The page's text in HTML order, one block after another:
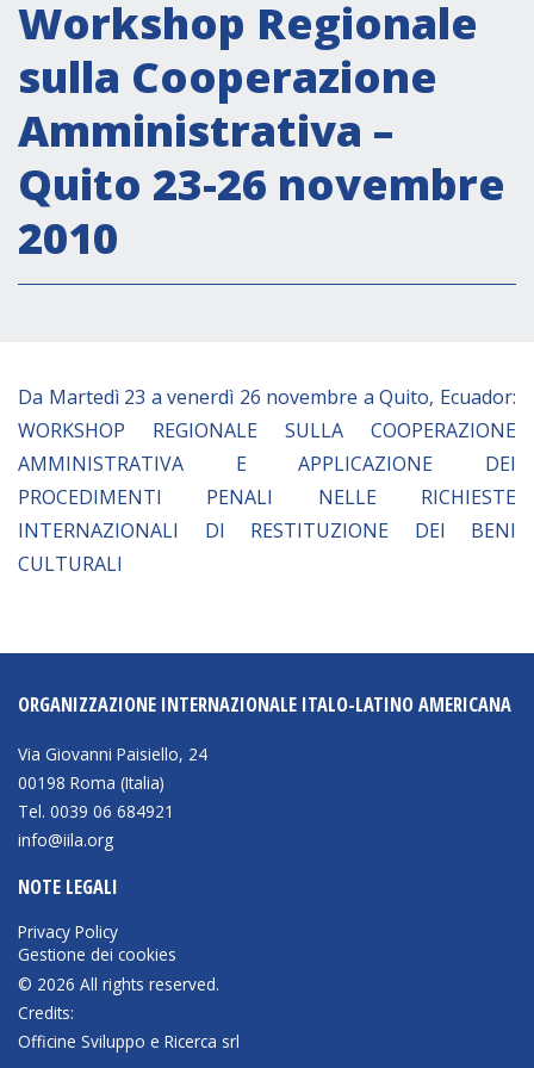
Segreteria Culturale
Segreteria Socio-economica
Segreteria Tecnico scientifica
Forum PMI
Conferenze Italia-America Latina e Caraibi
Rete per la promozione dell’uguaglianza di
genere
COOPERAZIONE
Patrimonio culturale
Empowerment socio- economico
COPOLAD III
AL-INVEST Verde
MEDIA
Foto
Video
Audio
Workshop Regionale
sulla Cooperazione
Amministrativa –
Quito 23-26 novembre
2010
Da Martedì 23 a venerdì 26 novembre a Quito, Ecuador:
WORKSHOP REGIONALE SULLA COOPERAZIONE
AMMINISTRATIVA E APPLICAZIONE DEI
PROCEDIMENTI PENALI NELLE RICHIESTE
INTERNAZIONALI DI RESTITUZIONE DEI BENI
CULTURALI
ORGANIZZAZIONE INTERNAZIONALE ITALO-LATINO AMERICANA
Via Giovanni Paisiello, 24
00198 Roma (Italia)
Tel. 0039 06 684921
info@iila.org
NOTE LEGALI
Privacy Policy
Gestione dei cookies
© 2026 All rights reserved.
Credits:
Officine Sviluppo e Ricerca srl